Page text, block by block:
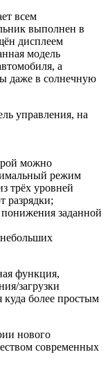
всем
выполнен в
дисплеем
модель
а
даже в солнечную
управления, на
можно
режим
трёх уровней
разрядки;
заданной
функция,
загрузки
куда более простым
нового
современных